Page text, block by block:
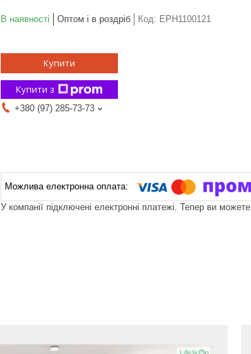
В наявності Оптом і в роздріб Код: EPH1100121
Купити
Купити з
+380 (97) 285-73-73
У компанії підключені електронні платежі. Тепер ви